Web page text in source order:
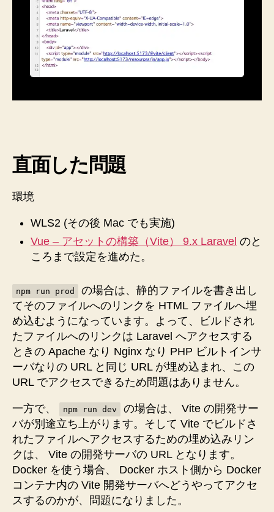
Laravel9.2
。
`npm
dev`
ホ
ス
ェ
ブ
ブ
ラ
ザ
か
ら
コ
ン
テ
ナ
内
Vite
開
発
サ
ー
バ
に
繋
直面した問題
環境
WLS2 (その後 Mac でも実施)
Vue – アセットの構築（Vite） 9.x Laravel のと
ころまで設定を進めた。
npm run prod
の場合は、静的ファイルを書き出し
てそのファイルへのリンクを HTML ファイルへ埋
め込むようになっています。よって、ビルドされ
たファイルへのリンクは Laravel へアクセスする
ときの Apache なり Nginx なり PHP ビルトインサ
ーバなりの URL と同じ URL が埋め込まれ、この
URL でアクセスできるため問題はありません。
一方で、 npm run dev
の場合は、 Vite の開発サー
バが別途立ち上がります。そして Vite でビルドさ
れたファイルへアクセスするための埋め込みリン
クは、 Vite の開発サーバの URL となります。
Docker を使う場合、 Docker ホスト側から Docker
コンテナ内の Vite 開発サーバへどうやってアクセ
スするのかが、問題になりました。